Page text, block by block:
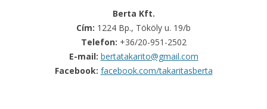
Berta Kft.
Cím: 1224 Bp., Tököly u. 19/b
Telefon: +36/20-951-2502
E-mail: bertatakarito@gmail.com
Facebook: facebook.com/takaritasberta